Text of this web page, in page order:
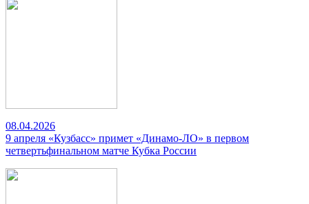
08.04.2026
9 апреля «Кузбасс» примет «Динамо-ЛО» в первом
четвертьфинальном матче Кубка России